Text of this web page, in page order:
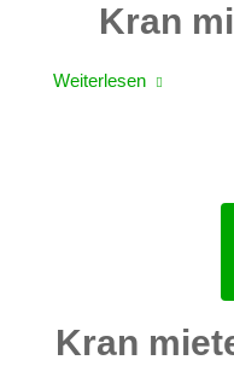
Kran
Weiterlesen
Kran